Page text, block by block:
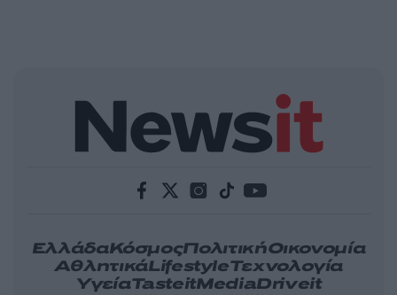
ΕλλάδαΚόσμοςΠολιτικήΟικονομία
ΑθλητικάLifestyleΤεχνολογία
ΥγείαTasteitMediaDriveit